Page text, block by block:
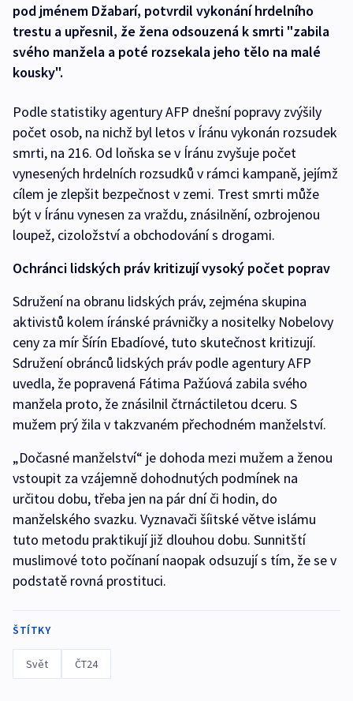
pod jménem Džabarí, potvrdil vykonání hrdelního
trestu a upřesnil, že žena odsouzená k smrti "zabila
svého manžela a poté rozsekala jeho tělo na malé
kousky".
Podle statistiky agentury AFP dnešní popravy zvýšily
počet osob, na nichž byl letos v Íránu vykonán rozsudek
smrti, na 216. Od loňska se v Íránu zvyšuje počet
vynesených hrdelních rozsudků v rámci kampaně, jejímž
cílem je zlepšit bezpečnost v zemi. Trest smrti může
být v Íránu vynesen za vraždu, znásilnění, ozbrojenou
loupež, cizoložství a obchodování s drogami.
Ochránci lidských práv kritizují vysoký počet poprav
Sdružení na obranu lidských práv, zejména skupina
aktivistů kolem íránské právničky a nositelky Nobelovy
ceny za mír Šírín Ebadíové, tuto skutečnost kritizují.
Sdružení obránců lidských práv podle agentury AFP
uvedla, že popravená Fátima Pažúová zabila svého
manžela proto, že znásilnil čtrnáctiletou dceru. S
mužem prý žila v takzvaném přechodném manželství.
„Dočasné manželství“ je dohoda mezi mužem a ženou
vstoupit za vzájemně dohodnutých podmínek na
určitou dobu, třeba jen na pár dní či hodin, do
manželského svazku. Vyznavači šíitské větve islámu
tuto metodu praktikují již dlouhou dobu. Sunnitští
muslimové toto počínaní naopak odsuzují s tím, že se v
podstatě rovná prostituci.
ŠTÍTKY
Svět ČT24